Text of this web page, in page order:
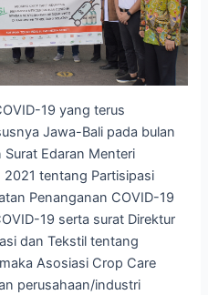
19 yang terus
Jawa-Bali pada bulan
Edaran Menteri
tentang Partisipasi
Penanganan COVID-19
19 serta surat Direktur
dan Tekstil tentang
Asosiasi Crop Care
perusahaan/industri